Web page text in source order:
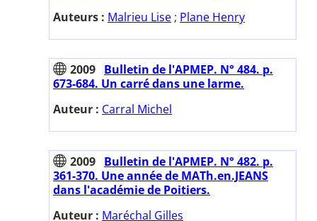
Auteurs : Malrieu Lise ; Plane Henry
2009 Bulletin de l'APMEP. N° 484. p.
673-684. Un carré dans une larme.
Auteur : Carral Michel
2009 Bulletin de l'APMEP. N° 482. p.
361-370. Une année de MATh.en.JEANS
dans l'académie de Poitiers.
Auteur : Maréchal Gilles